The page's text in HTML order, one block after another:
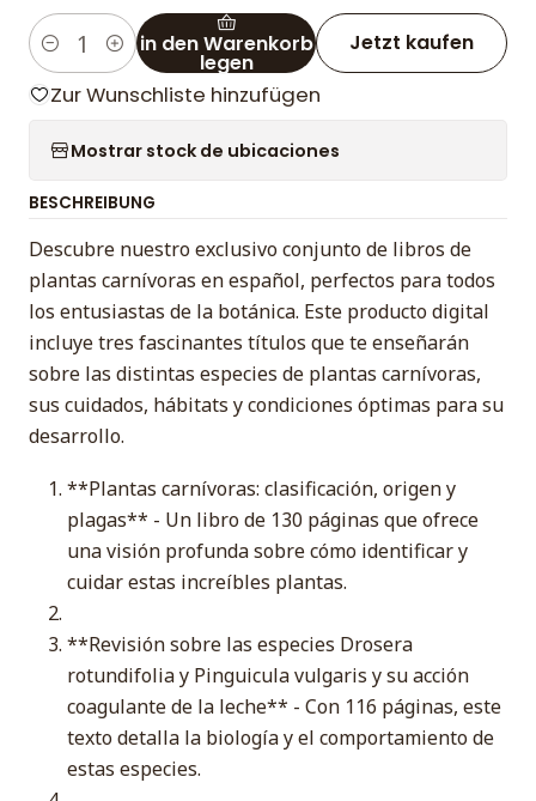
Menge in den Warenkorb
legen
Jetzt kaufen
Zur Wunschliste hinzufügen
Mostrar stock de ubicaciones
BESCHREIBUNG
Descubre nuestro exclusivo conjunto de libros de
plantas carnívoras en español, perfectos para todos
los entusiastas de la botánica. Este producto digital
incluye tres fascinantes títulos que te enseñarán
sobre las distintas especies de plantas carnívoras,
sus cuidados, hábitats y condiciones óptimas para su
desarrollo.
**Plantas carnívoras: clasificación, origen y
plagas** - Un libro de 130 páginas que ofrece
una visión profunda sobre cómo identificar y
cuidar estas increíbles plantas.
**Revisión sobre las especies Drosera
rotundifolia y Pinguicula vulgaris y su acción
coagulante de la leche** - Con 116 páginas, este
texto detalla la biología y el comportamiento de
estas especies.